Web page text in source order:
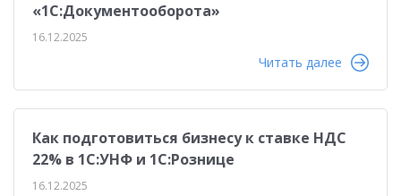
«1С:Документооборота»
16.12.2025
Читать далее
Как подготовиться бизнесу к ставке НДС
22% в 1С:УНФ и 1С:Рознице
16.12.2025